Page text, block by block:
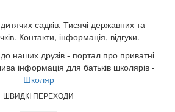
садків. Тисячі державних та
Контакти, інформація, відгуки.
наших друзів - портал про приватні
інформація для батьків школярів -
Школяр
ШВИДКІ ПЕРЕХОДИ